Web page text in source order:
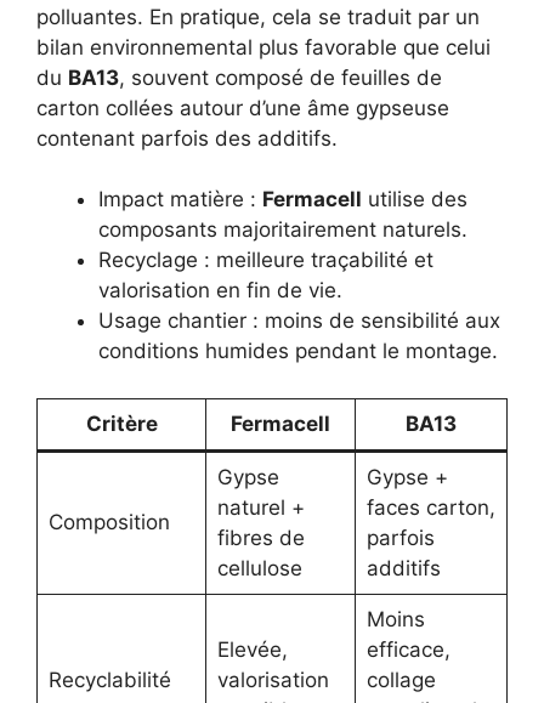
polluantes. En pratique, cela se traduit par un
bilan environnemental plus favorable que celui
du BA13, souvent composé de feuilles de
carton collées autour d’une âme gypseuse
contenant parfois des additifs.
Impact matière : Fermacell utilise des
composants majoritairement naturels.
Recyclage : meilleure traçabilité et
valorisation en fin de vie.
Usage chantier : moins de sensibilité aux
conditions humides pendant le montage.
Critère Fermacell BA13
Composition
Gypse
naturel +
fibres de
cellulose
Gypse +
faces carton,
parfois
additifs
Recyclabilité
Elevée,
valorisation
Moins
efficace,
collage